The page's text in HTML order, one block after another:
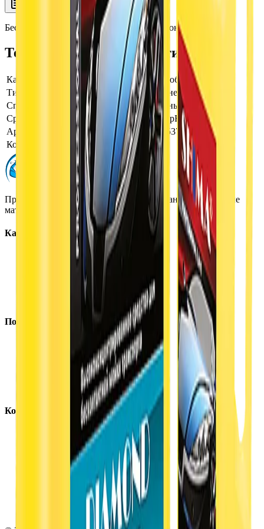
Характеристики
Бесконтактный шампунь Diamond, Даймонд, 20 л, Shima
Технические характеристики
Качество воды
для воды любого качества
Тип автошампуня
однокомпонентный
Способ применения
бесконтактный шампунь
Среда по pH показателю
Щелочная, pH>7
Артикул производителя
4634444065378
Концентрация автошампуня
Высокая
Профессиональная автохимия, оборудование и расходные
материалы для детейлинга.
Каталог
Оборудование
Расходные материалы
Инструменты
Покупателям
Доставка и оплата
Контакты
+7 (495) 135-35-99
sales@insafe.ru
Москва, Люблинская ул., 153.
ТЦ «Люблю Молл», -1 уровень
Ежедневно 10:00 — 19:00